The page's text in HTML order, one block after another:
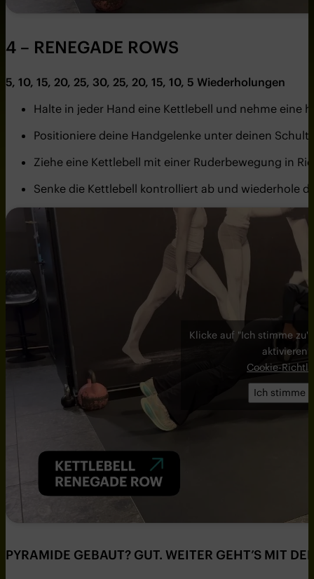
4 – RENEGADE ROWS
5, 10, 15, 20, 25, 30, 25, 20, 15, 10, 5 Wiederholungen
Halte in jeder Hand eine Kettlebell und nehme eine
Positioniere deine Handgelenke unter deinen
Ziehe eine Kettlebell mit einer Ruderbewegung in
Senke die Kettlebell kontrolliert ab und wiederhole
Klicke auf "Ich stimme
aktivieren
Cookie-
Ich stimme
PYRAMIDE GEBAUT? GUT. WEITER GEHT’S MIT